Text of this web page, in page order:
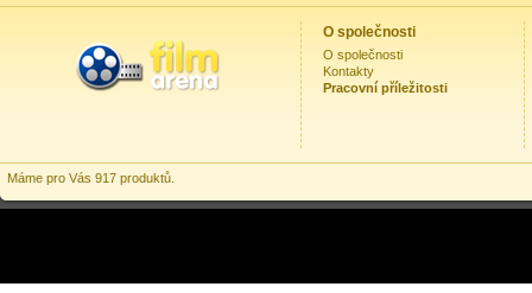
O společnosti
O společnosti
Kontakty
Pracovní příležitosti
Máme pro Vás 917 produktů.